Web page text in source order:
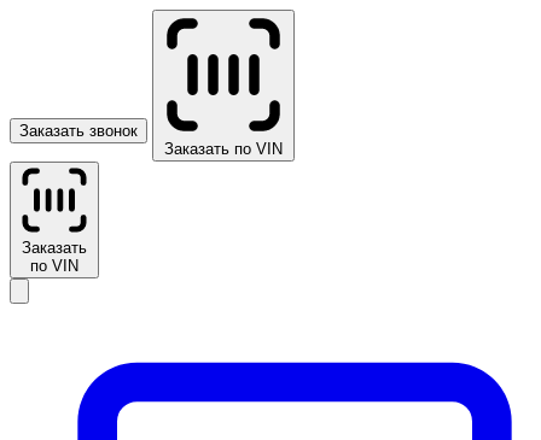
Заказать звонок
Заказать по VIN
Заказать
по VIN